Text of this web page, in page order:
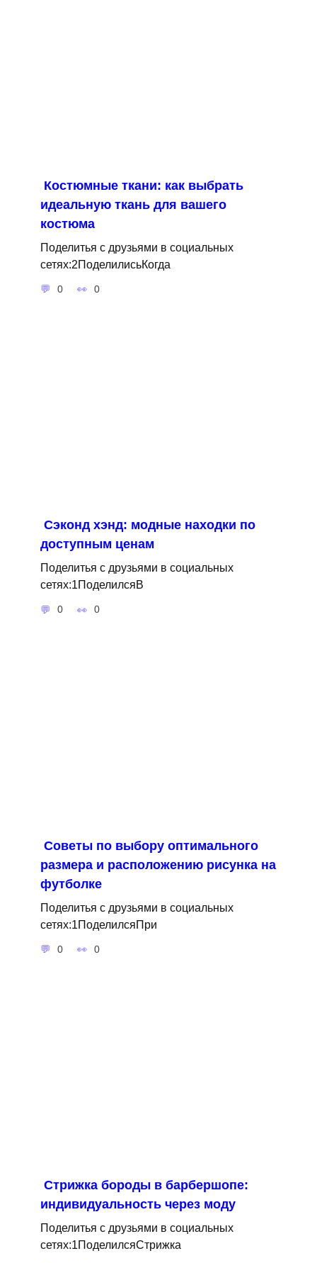
Костюмные ткани: как выбрать
идеальную ткань для вашего
костюма
Поделитья с друзьями в социальных
сетях:2ПоделилисьКогда
0 0
Сэконд хэнд: модные находки по
доступным ценам
Поделитья с друзьями в социальных
сетях:1ПоделилсяВ
0 0
Советы по выбору оптимального
размера и расположению рисунка на
футболке
Поделитья с друзьями в социальных
сетях:1ПоделилсяПри
0 0
Стрижка бороды в барбершопе:
индивидуальность через моду
Поделитья с друзьями в социальных
сетях:1ПоделилсяСтрижка